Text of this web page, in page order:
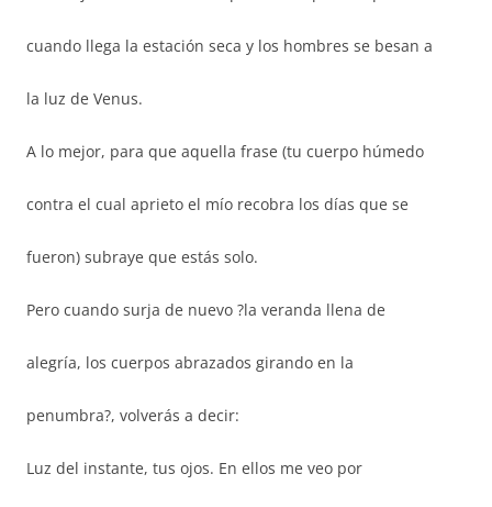
cuando llega la estación seca y los hombres se besan a
la luz de Venus.
A lo mejor, para que aquella frase (tu cuerpo húmedo
contra el cual aprieto el mío recobra los días que se
fueron) subraye que estás solo.
Pero cuando surja de nuevo ?la veranda llena de
alegría, los cuerpos abrazados girando en la
penumbra?, volverás a decir:
Luz del instante, tus ojos. En ellos me veo por